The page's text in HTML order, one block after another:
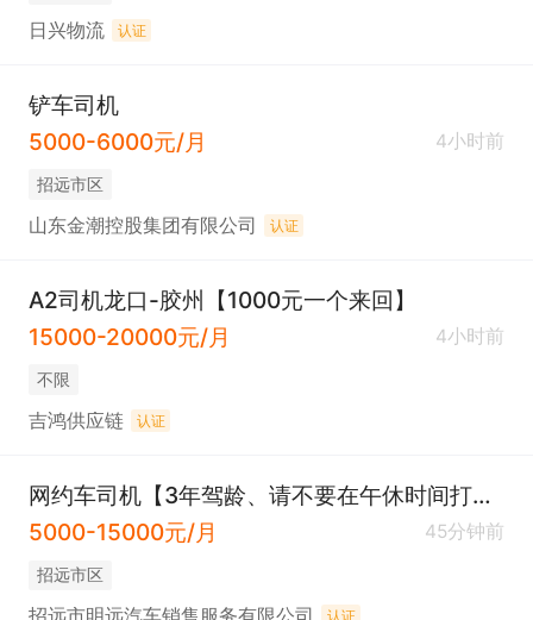
日兴物流 认证
铲车司机
5000-6000元/月
4小时前
招远市区
山东金潮控股集团有限公司 认证
A2司机龙口-胶州【1000元一个来回】
15000-20000元/月
4小时前
不限
吉鸿供应链 认证
网约车司机【3年驾龄、请不要在午休时间打电话】
5000-15000元/月
45分钟前
招远市区
认证